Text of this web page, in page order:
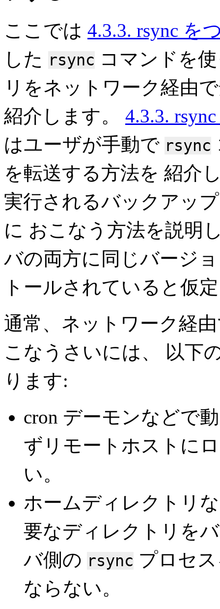
ここでは 4.3.3. rsync を
した rsync コマンドを
リをネットワーク経由
紹介します。 4.3.3.
はユーザが手動で rsync
を転送する方法を 紹介
実行されるバックアッ
に おこなう方法を説明
バの両方に同じバージ
トールされていると仮
通常、ネットワーク経
こなうさいには、 以下
ります:
cron デーモンなどで
ずリモートホストに
い。
ホームディレクトリ
要なディレクトリを
バ側の rsync プロセ
ならない。